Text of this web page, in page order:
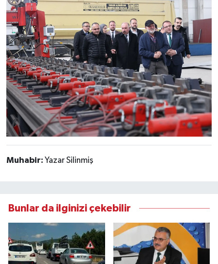
Muhabir: Yazar Silinmiş
Bunlar da ilginizi çekebilir